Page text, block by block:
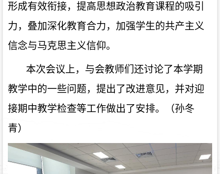
形成有效衔接，提高思想政治教育课程的吸引
力，叠加深化教育合力，加强学生的共产主义
信念与马克思主义信仰。
本次会议上，与会教师们还讨论了本学期
教学中的一些问题，提出了改进意见，并对迎
接期中教学检查等工作做出了安排。（孙冬
青）